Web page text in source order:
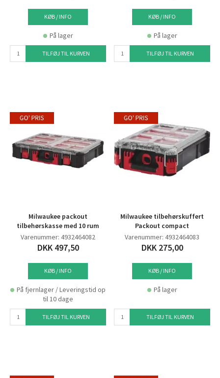
KØB / INFO
På lager
TILFØJ TIL KURVEN
KØB / INFO
På lager
TILFØJ TIL KURVEN
Milwaukee packout
tilbehørskasse med 10 rum
Varenummer: 4932464082
DKK 497,50
KØB / INFO
På fjernlager / Leveringstid op
til 10 dage
TILFØJ TIL KURVEN
Milwaukee tilbehørskuffert
Packout compact
Varenummer: 4932464083
DKK 275,00
KØB / INFO
På lager
TILFØJ TIL KURVEN